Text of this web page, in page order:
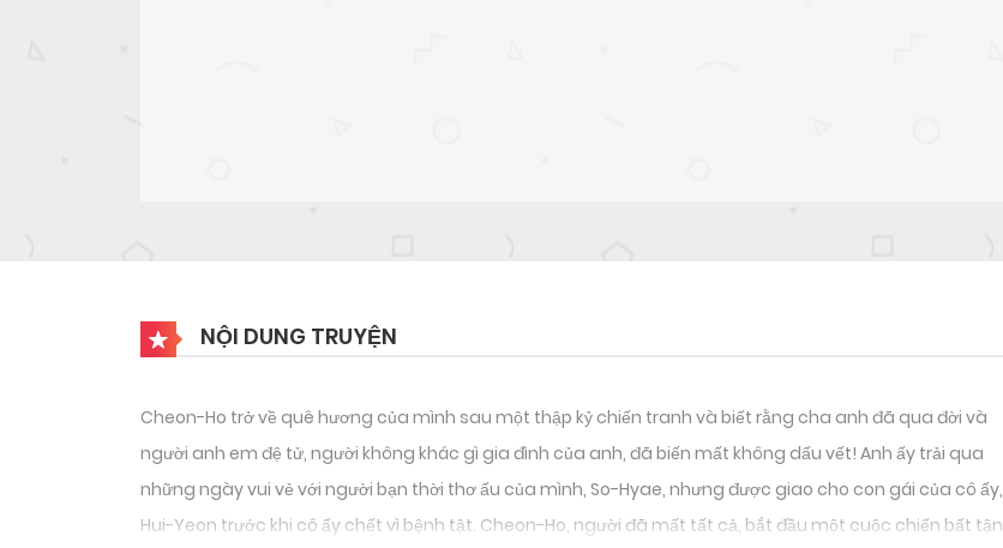
NỘI DUNG TRUYỆN
Cheon-Ho trở về quê hương của mình sau một thập kỷ chiến tranh và biết rằng cha anh đã qua đời và
người anh em đệ tử, người không khác gì gia đình của anh, đã biến mất không dấu vết! Anh ấy trải qua
những ngày vui vẻ với người bạn thời thơ ấu của mình, So-Hyae, nhưng được giao cho con gái của cô ấy,
Hui-Yeon trước khi cô ấy chết vì bệnh tật. Cheon-Ho, người đã mất tất cả, bắt đầu một cuộc chiến bất tận